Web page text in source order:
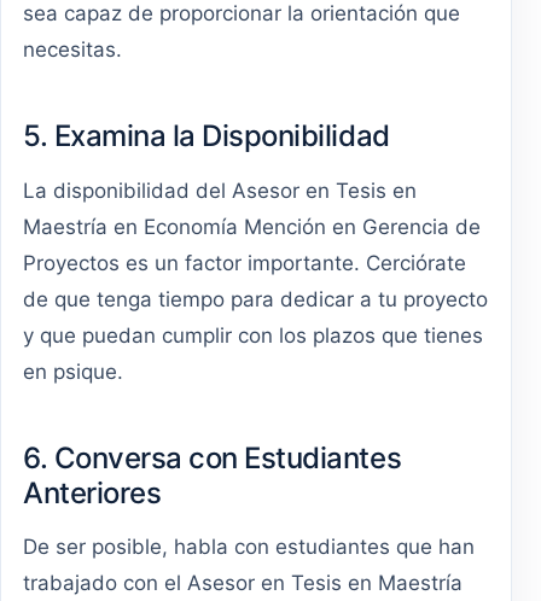
sea capaz de proporcionar la orientación que
necesitas.
5. Examina la Disponibilidad
La disponibilidad del Asesor en Tesis en
Maestría en Economía Mención en Gerencia de
Proyectos es un factor importante. Cerciórate
de que tenga tiempo para dedicar a tu proyecto
y que puedan cumplir con los plazos que tienes
en psique.
6. Conversa con Estudiantes
Anteriores
De ser posible, habla con estudiantes que han
trabajado con el Asesor en Tesis en Maestría